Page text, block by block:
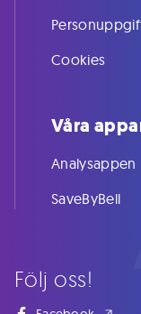
Följ oss!
Cookies
Våra
Analysappen
SaveByBell